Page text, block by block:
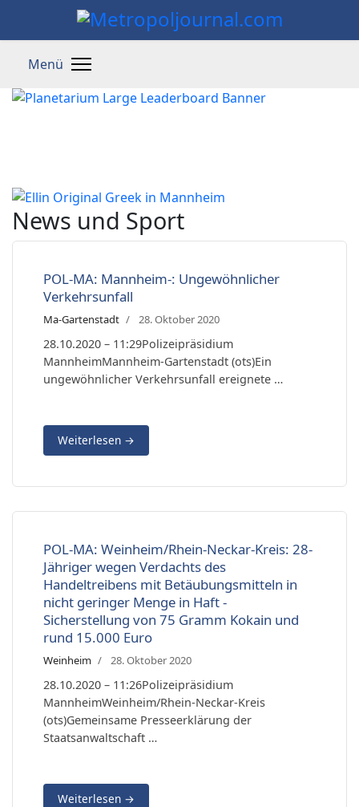
News und Sport
POL-MA: Mannheim-: Ungewöhnlicher
Verkehrsunfall
Ma-Gartenstadt 28. Oktober 2020
28.10.2020 – 11:29Polizeipräsidium
MannheimMannheim-Gartenstadt (ots)Ein
ungewöhnlicher Verkehrsunfall ereignete …
Weiterlesen →
POL-MA: Weinheim/Rhein-Neckar-Kreis: 28-
Jähriger wegen Verdachts des
Handeltreibens mit Betäubungsmitteln in
nicht geringer Menge in Haft -
Sicherstellung von 75 Gramm Kokain und
rund 15.000 Euro
Weinheim 28. Oktober 2020
28.10.2020 – 11:26Polizeipräsidium
MannheimWeinheim/Rhein-Neckar-Kreis
(ots)Gemeinsame Presseerklärung der
Staatsanwaltschaft …
Weiterlesen →